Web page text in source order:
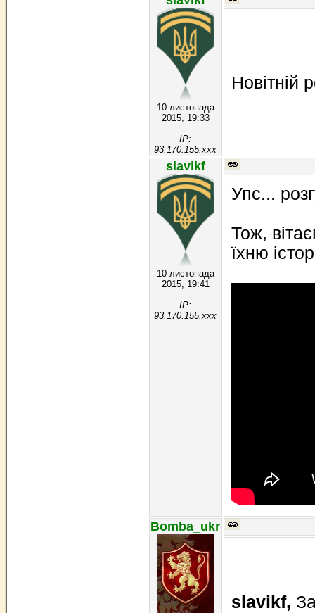
10 листопада
2015, 19:33
IP:
93.170.155.xxx
Новітній
slavikf
10 листопада
2015, 19:41
IP:
93.170.155.xxx
Упс...
Тож,
їхню
Bomba_ukr
slavikf,